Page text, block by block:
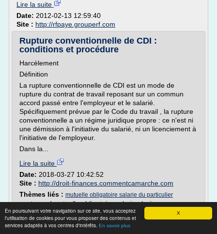
X
En poursuivant votre navigation sur ce site, vous acceptez
l'utilisation de cookies pour vous proposer des contenus et
services adaptés à vos centres d'intérêts. En savoir plus
Lire la suite
Date: 2012-02-13 12:59:40
Site : http://rfpaye.grouperf.com
Rupture conventionnelle de CDI :
conditions et procédure
Harcèlement
Définition
La rupture conventionnelle de CDI est un mode de
rupture du contrat de travail reposant sur un commun
accord passé entre l'employeur et le salarié.
Spécifiquement prévue par le Code du travail , la rupture
conventionnelle a un régime juridique propre : ce n'est ni
une démission à l'initiative du salarié, ni un licenciement à
l'initiative de l'employeur.
Dans la...
Lire la suite
Date: 2018-03-27 10:42:52
Site : http://droit-finances.commentcamarche.com
Thèmes liés : mutuelle obligatoire salarie du particulier
employeur/mutuelle obligatoire salarie plusieurs
employeurs/mutuelle d entreprise obligatoire
mutuelle obligatoire entreprise moins de 10 salaries/
complementaire sante d entreprise